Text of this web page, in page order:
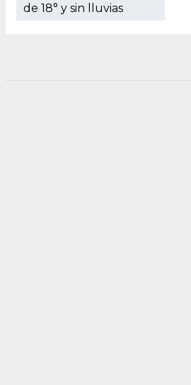
de 18° y sin lluvias